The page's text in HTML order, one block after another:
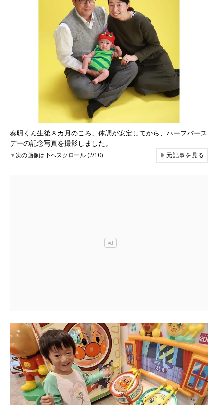
奏明くん生後８カ月のころ。体調が安定してから、ハーフバース
デーの記念写真を撮影しました。
▼次の画像は下へスクロール (2/10) ▶元記事を見る